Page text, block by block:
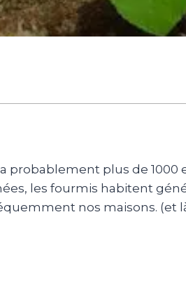
probablement plus de 1000
les fourmis habitent
nos maisons. (et